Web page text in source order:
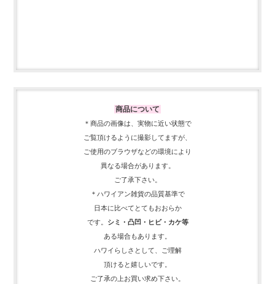
商品について
＊商品の画像は、実物に近い 状態で
ご覧頂けるように撮影してますが、
ご使用の ブラウザなどの環境により
異なる場合があります。
ご了承下さい。
＊ハワイアン雑貨の品質基準で
日本に比べてとてもおおらか
です。
シミ・凸凹・ヒビ・カケ等
ある場合もあります。
ハワイらしさとして、
ご理解
頂ける と嬉しいです。
ご了承の上お買い求め下さい。